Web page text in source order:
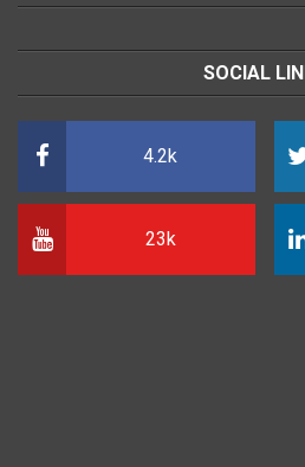
SOCIAL
4.2k
23k